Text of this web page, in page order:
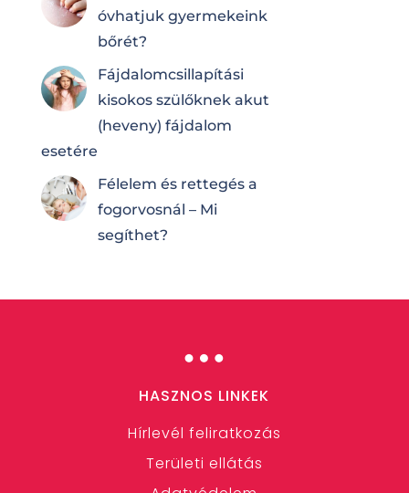
óvhatjuk gyermekeink
bőrét?
Fájdalomcsilla­pí­tá­si
kisokos szülőknek akut
(heveny) fájdalom
esetére
Félelem és rettegés a
fogorvosnál – Mi
segíthet?
…
HASZNOS LINKEK
Hírlevél feliratkozás
Területi ellátás